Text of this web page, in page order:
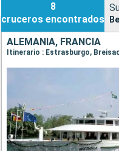
8
cruceros encontrados
ALEMANIA, FRANCIA
Itinerario : Estrasburgo,